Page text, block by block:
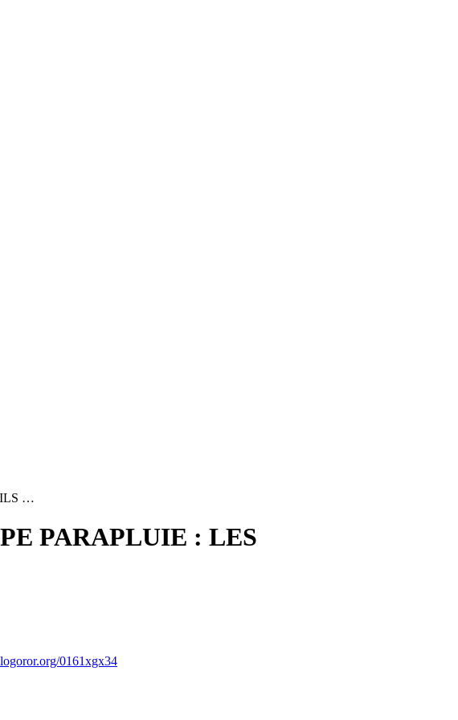
ILS …
PARAPLUIE : LES
ror.org/0161xgx34